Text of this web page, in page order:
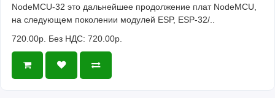
NodeMCU-32 это дальнейшее продолжение плат NodeMCU,
на следующем поколении модулей ESP, ESP-32/..
720.00р. Без НДС: 720.00р.